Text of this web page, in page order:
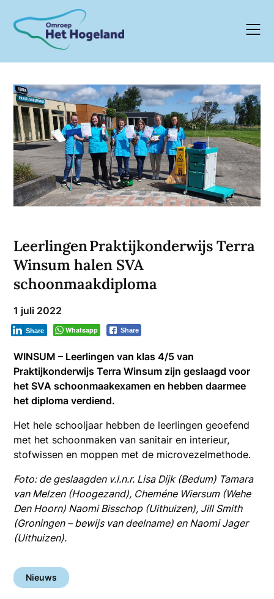
content
Leerlingen Praktijkonderwijs Terra
Winsum halen SVA
schoonmaakdiploma
1 juli 2022
Whatsapp Share
Share
WINSUM – Leerlingen van klas 4/5 van
Praktijkonderwijs Terra Winsum zijn geslaagd voor
het SVA schoonmaakexamen en hebben daarmee
het diploma verdiend.
Het hele schooljaar hebben de leerlingen geoefend
met het schoonmaken van sanitair en interieur,
stofwissen en moppen met de microvezelmethode.
Foto: de geslaagden v.l.n.r. Lisa Dijk (Bedum) Tamara
van Melzen (Hoogezand), Cheméne Wiersum (Wehe
Den Hoorn) Naomi Bisschop (Uithuizen), Jill Smith
(Groningen – bewijs van deelname) en Naomi Jager
(Uithuizen).
Nieuws